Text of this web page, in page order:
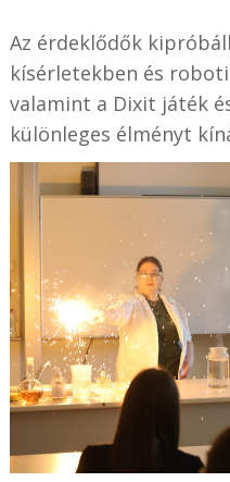
Az érdeklődők
kísérletekben és
valamint a Dixit játék
különleges élményt